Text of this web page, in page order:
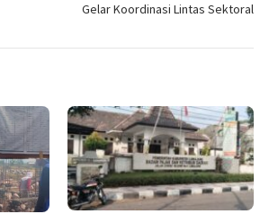
Gelar Koordinasi Lintas Sektoral